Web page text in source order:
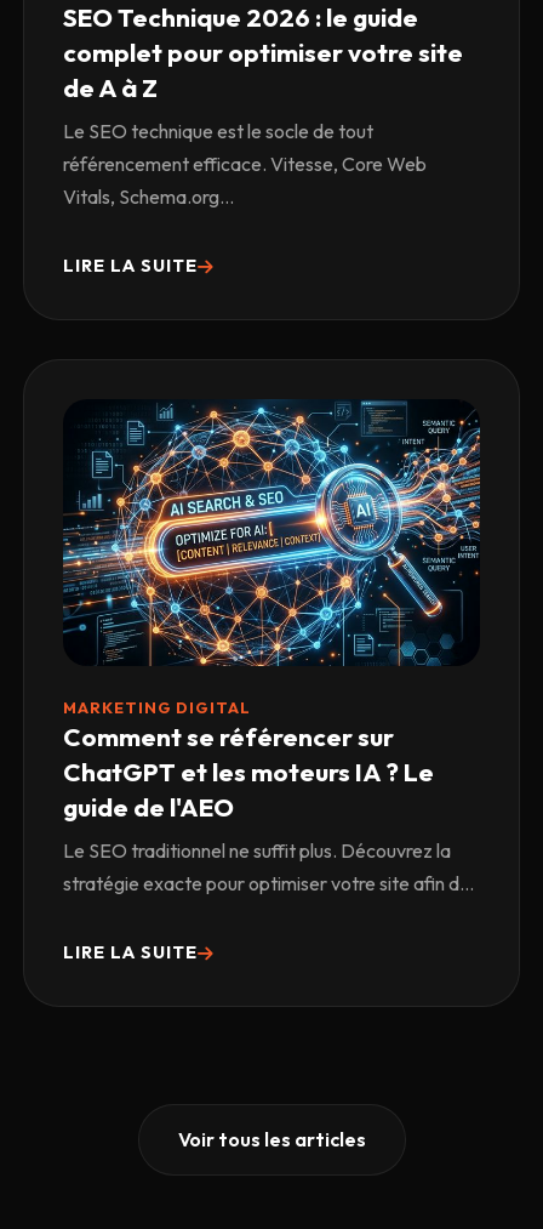
SEO Technique 2026 : le guide
complet pour optimiser votre site
de A à Z
Le SEO technique est le socle de tout
référencement efficace. Vitesse, Core Web
Vitals, Schema.org...
LIRE LA SUITE
MARKETING DIGITAL
Comment se référencer sur
ChatGPT et les moteurs IA ? Le
guide de l'AEO
Le SEO traditionnel ne suffit plus. Découvrez la
stratégie exacte pour optimiser votre site afin d...
LIRE LA SUITE
Voir tous les articles